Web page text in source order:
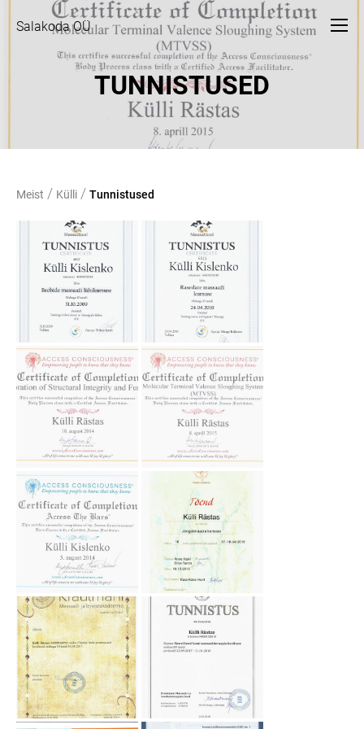
Salakoda OÜ
TUNNISTUSED
Meist / Külli / Tunnistused